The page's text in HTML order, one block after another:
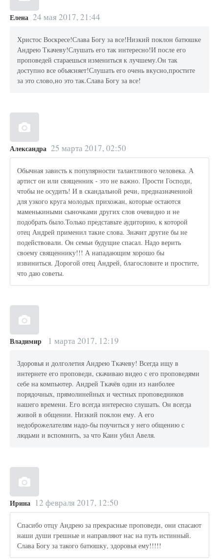
Елена 24 мая 2017, 21:44
Христос Воскресе!Слава Богу за все!Низкий поклон батюшке
Андрею Ткачеву!Слушать его так интересно!И после его
проповедей стараешься измениться к лучшему.Он так
доступно все объясняет!Слушать его очень вкусно,простите
за это слово,но это так.Слава Богу за все!
Александра 25 марта 2017, 02:50
Обычная зависть к популярности талантливого человека. А
артист он или священник - это не важно. Прости Господи,
чтобы не осудить! И в скандальной речи, предназначенной
для узкого круга молодых прихожан, которые остаются
маменькиными сыночками других слов очевидно и не
подобрать было.Только представьте аудиторию, к которой
отец Андрей применил такие слова. Значит другие бы не
подействовали. Он семьи будущие спасал. Надо верить
своему священнику!!! А нападающим хорошо бы
извиниться. Дорогой отец Андрей, благословите и простите,
что даю советы.
Владимир 1 марта 2017, 12:19
Здоровья и долголетия Андрею Ткачеву! Всегда ищу в
интернете его проповеди, скачиваю видео с его проповедями
себе на компьютер. Андрей Ткачёв один из наиболее
порядочных, прямолинейных и честных проповедников
нашего времени. Его всегда интересно слушать. Он всегда
живой в общении. Низкий поклон ему. А его
недоброжелателям надо-бы поучиться у него общению с
людьми и вспомнить, за что Каин убил Авеля.
Ирина 12 февраля 2017, 12:50
Спасибо отцу Андрею за прекрасные проповеди, они спасают
наши души грешные и направляют нас на путь истинный.
Слава Богу за такого батюшку, здоровья ему!!!!!